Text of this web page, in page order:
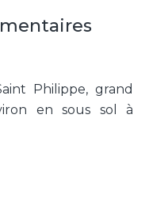
Philippe, grand
en sous sol à